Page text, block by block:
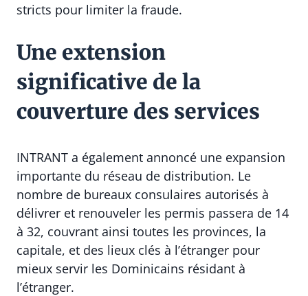
stricts pour limiter la fraude.
Une extension
significative de la
couverture des services
INTRANT a également annoncé une expansion
importante du réseau de distribution. Le
nombre de bureaux consulaires autorisés à
délivrer et renouveler les permis passera de 14
à 32, couvrant ainsi toutes les provinces, la
capitale, et des lieux clés à l’étranger pour
mieux servir les Dominicains résidant à
l’étranger.